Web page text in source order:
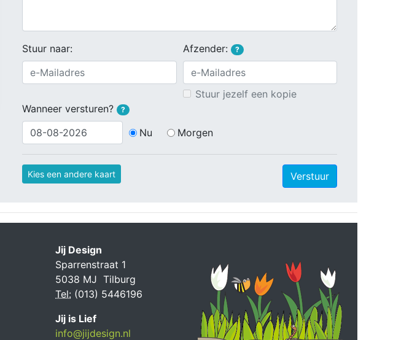
Stuur naar: Afzender: ?
Stuur jezelf een kopie
Wanneer versturen?
?
Nu Morgen
Kies een andere kaart Verstuur
Jij Design
Sparrenstraat 1
5038 MJ Tilburg
Tel: (013) 5446196
Jij is Lief
info@jijdesign.nl